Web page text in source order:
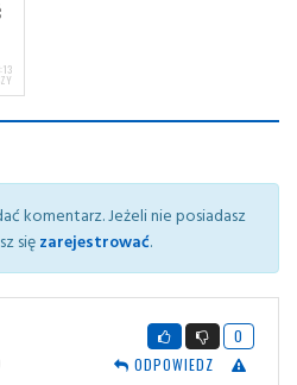
komentarz. Jeżeli nie posiadasz
sięzarejestrować.
0
ODPOWIEDZ